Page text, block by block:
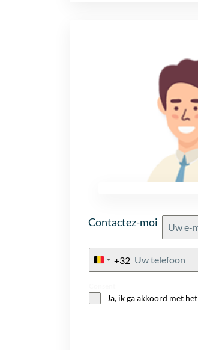
Contactez-moi
Belgium
+32
Ja, ik ga akkoord met het